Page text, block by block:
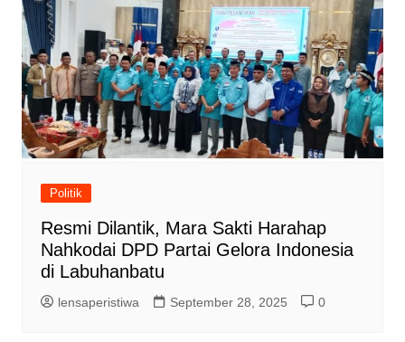
Politik
Resmi Dilantik, Mara Sakti Harahap
Nahkodai DPD Partai Gelora Indonesia
di Labuhanbatu
lensaperistiwa September 28, 2025 0